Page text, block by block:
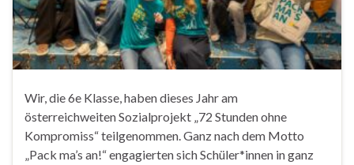
Wir, die 6e Klasse, haben dieses Jahr am
österreichweiten Sozialprojekt „72 Stunden ohne
Kompromiss“ teilgenommen. Ganz nach dem Motto
„Pack ma’s an!“ engagierten sich Schüler*innen in ganz